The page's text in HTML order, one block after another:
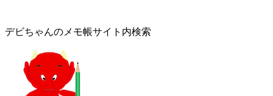
デビちゃんのメモ帳サイト内検索